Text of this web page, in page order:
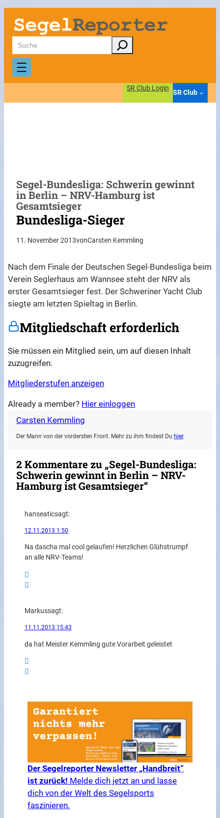
Zum
Inhalt
springen
Suchen
SR Club Login
SR Club
Segel-Bundesliga: Schwerin gewinnt
in Berlin – NRV-Hamburg ist
Gesamtsieger
Bundesliga-Sieger
11. November 2013vonCarsten Kemmling
Nach dem Finale der Deutschen Segel-Bundesliga beim
Verein Seglerhaus am Wannsee steht der NRV als
erster Gesamtsieger fest. Der Schweriner Yacht Club
siegte am letzten Spieltag in Berlin.
Mitgliedschaft erforderlich
Sie müssen ein Mitglied sein, um auf diesen Inhalt
zuzugreifen.
Mitgliederstufen anzeigen
Already a member? Hier einloggen
Carsten Kemmling
Der Mann von der vordersten Front. Mehr zu ihm findest Du hier.
2 Kommentare zu „Segel-Bundesliga:
Schwerin gewinnt in Berlin – NRV-
Hamburg ist Gesamtsieger“
hanseaticsagt:
12.11.2013 1:50
Na dascha mal cool gelaufen! Herzlichen Glühstrumpf
an alle NRV-Teams!
Markussagt:
11.11.2013 15:43
da hat Meister Kemmling gute Vorarbeit geleistet
Der Segelreporter Newsletter „Handbreit“
ist zurück! Melde dich jetzt an und lasse
dich von der Welt des Segelsports
faszinieren.